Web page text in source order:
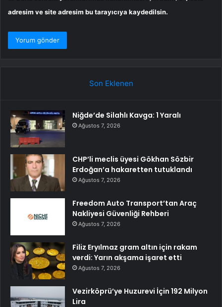
adresim ve site adresim bu tarayıcıya kaydedilsin.
Son Eklenen
Niğde’de Silahlı Kavga: 1 Yaralı
Ağustos 7, 2026
CHP’li meclis üyesi Gökhan Sözbir
Erdoğan’a hakaretten tutuklandı
Ağustos 7, 2026
Freedom Auto Transport’tan Araç
Nakliyesi Güvenliği Rehberi
Ağustos 7, 2026
Filiz Eryılmaz gram altın için rakam
verdi: Yarın akşama işaret etti
Ağustos 7, 2026
Vezirköprü’ye Huzurevi İçin 192 Milyon
Lira